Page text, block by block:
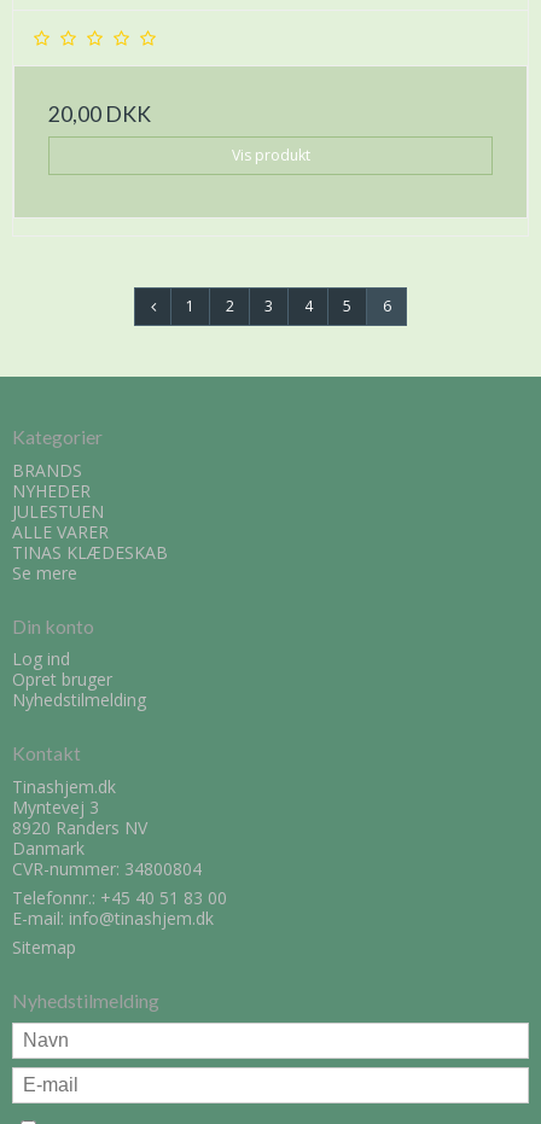
20,00 DKK
Vis produkt
1 2 3 4 5 6
Kategorier
BRANDS
NYHEDER
JULESTUEN
ALLE VARER
TINAS KLÆDESKAB
Se mere
Din konto
Log ind
Opret bruger
Nyhedstilmelding
Kontakt
Tinashjem.dk
Myntevej 3
8920 Randers NV
Danmark
CVR-nummer: 34800804
Telefonnr.: +45 40 51 83 00
E-mail: info@tinashjem.dk
Sitemap
Nyhedstilmelding